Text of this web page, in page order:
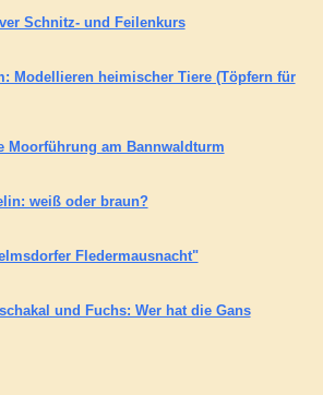
Schnitz- und Feilenkurs
Modellieren heimischer Tiere (Töpfern für
Moorführung am Bannwaldturm
weiß oder braun?
Fledermausnacht"
und Fuchs: Wer hat die Gans